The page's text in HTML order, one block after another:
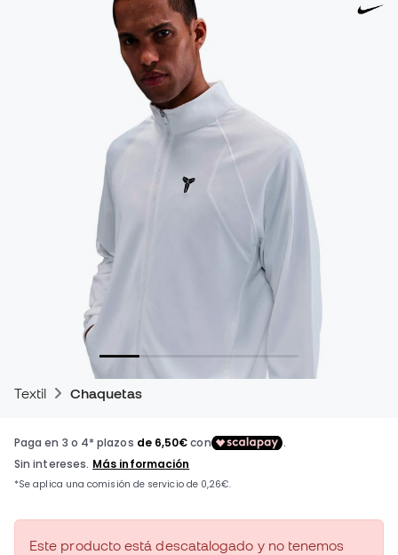
Textil Chaquetas
Este producto está descatalogado y no tenemos